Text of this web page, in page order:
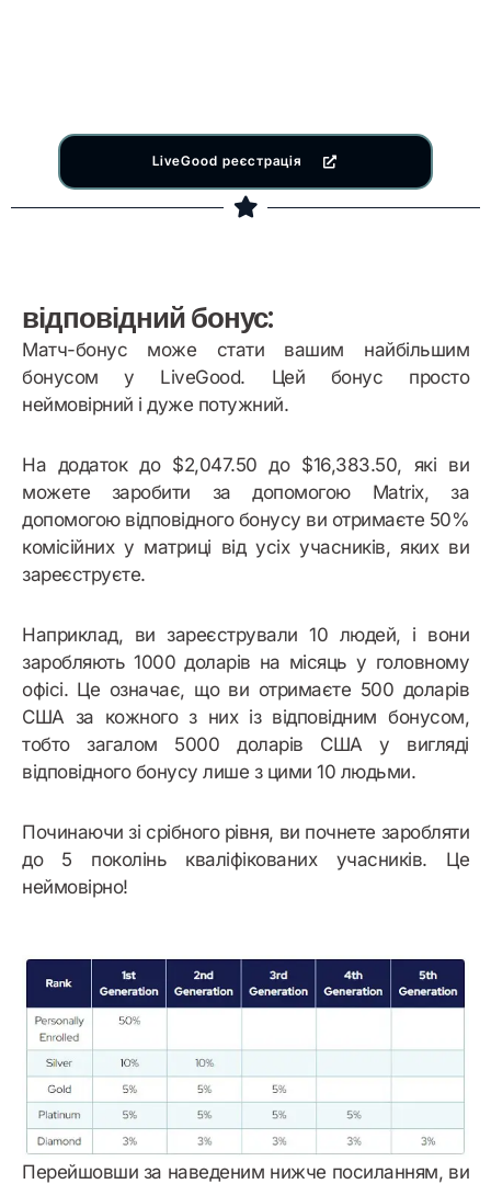
LiveGood реєстрація
відповідний бонус:
Матч-бонус може стати вашим найбільшим
бонусом у LiveGood. Цей бонус просто
неймовірний і дуже потужний.
На додаток до $2,047.50 до $16,383.50, які ви
можете заробити за допомогою Matrix, за
допомогою відповідного бонусу ви отримаєте 50%
комісійних у матриці від усіх учасників, яких ви
зареєструєте.
Наприклад, ви зареєстрували 10 людей, і вони
заробляють 1000 доларів на місяць у головному
офісі. Це означає, що ви отримаєте 500 доларів
США за кожного з них із відповідним бонусом,
тобто загалом 5000 доларів США у вигляді
відповідного бонусу лише з цими 10 людьми.
Починаючи зі срібного рівня, ви почнете заробляти
до 5 поколінь кваліфікованих учасників. Це
неймовірно!
Перейшовши за наведеним нижче посиланням, ви